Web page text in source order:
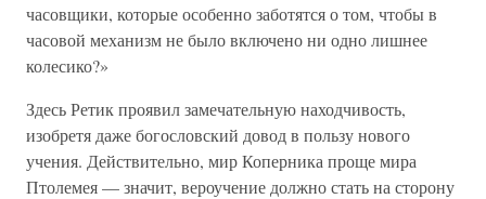
часовщики, которые особенно заботятся о том, чтобы в
часовой механизм не было включено ни одно лишнее
колесико?»
Здесь Ретик проявил замечательную находчивость,
изобретя даже богословский довод в пользу нового
учения. Действительно, мир Коперника проще мира
Птолемея — значит, вероучение должно стать на сторону